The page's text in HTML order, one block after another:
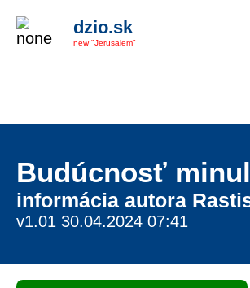
dzio.sk
new "Jerusalem"
Budúcnosť
informácia autora
v1.01 30.04.2024 07:41